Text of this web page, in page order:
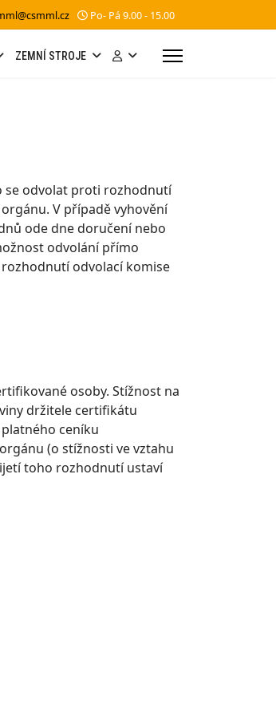
Po- Pá 9.00 - 15.00
ZEMNÍ STROJE
se odvolat proti rozhodnutí
V případě vyhovění
ode dne doručení nebo
odvolání přímo
odvolací komise
osoby. Stížnost na
držitele certifikátu
ceníku
(o stížnosti ve vztahu
toho rozhodnutí ustaví